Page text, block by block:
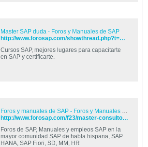
Master SAP duda - Foros y Manuales de SAP
http://www.forosap.com/showthread.php?t=5254
Cursos SAP, mejores lugares para capacitarte
en SAP y certificarte.
Foros y manuales de SAP - Foros y Manuales de SAP
http://www.forosap.com/f23/master-consultor-sap-universidad-de-alcala-t3076/
Foros de SAP, Manuales y empleos SAP en la
mayor comunidad SAP de habla hispana, SAP
HANA, SAP Fiori, SD, MM, HR